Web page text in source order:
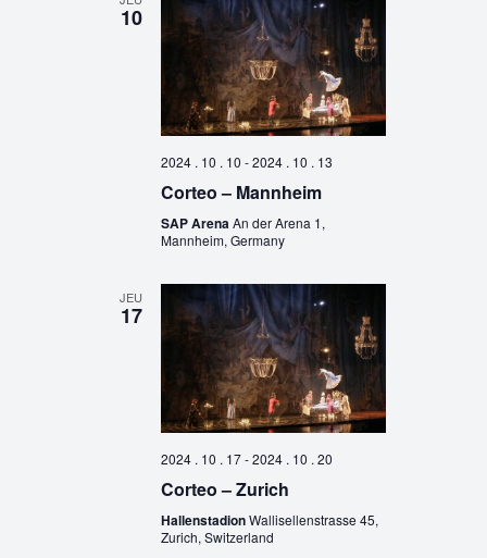
10
2024 . 10 . 10 -2024 . 10 . 13
Corteo – Mannheim
SAP Arena An der Arena 1,
Mannheim, Germany
JEU
17
2024 . 10 . 17-2024 . 10 . 20
Corteo – Zurich
HallenstadionWallisellenstrasse 45,
Zurich, Switzerland